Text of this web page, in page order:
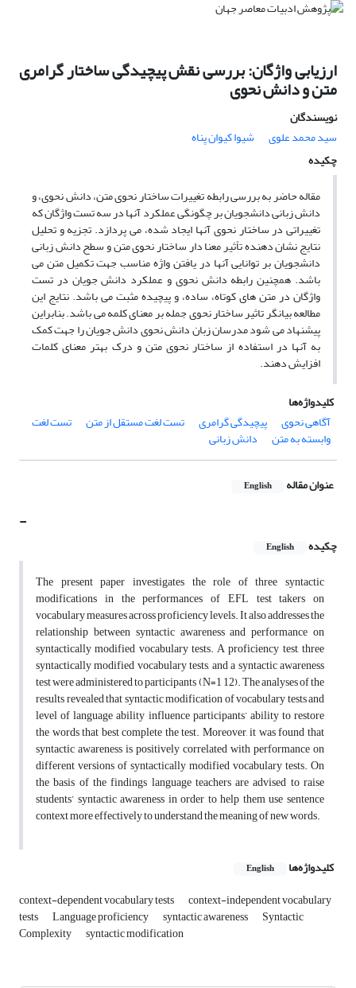
ارزیابی واژگان: بررسی نقش پیچیدگی ساختار گرامری
متن و دانش نحوی
نویسندگان
سید محمد علوی
شیوا کیوان پناه
چکیده
مقاله حاضر به بررسی رابطه تغییرات ساختار نحوی متن، دانش نحوی، و
دانش زبانی دانشجویان بر چگونگی عملکرد آنها در سه تست واژگان که
تغییراتی در ساختار نحوی آنها ایجاد شده، می پردازد. تجزیه و تحلیل
نتایج نشان دهنده تاًثیر معنا دار ساختار نحوی متن و سطح دانش زبانی
دانشجویان بر توانایی آنها در یافتن واژه مناسب جهت تکمیل متن می
باشد. همچنین رابطه دانش نحوی و عملکرد دانش جویان در تست
واژگان در متن های کوتاه، ساده، و پیچیده مثبت می باشد. نتایج این
مطالعه بیانگر تاثیر ساختار نحوی جمله بر معنای کلمه می باشد. بنابراین
پیشنهاد می شود مدرسان زبان دانش نحوی دانش جویان را جهت کمک
به آنها در استفاده از ساختار نحوی متن و درک بهتر معنای کلمات
افزایش دهند.
کلیدواژه‌ها
آگاهی نحوی
پیچیدگی گرامری تست لغت مستقل از متن تست لغت
وابسته به متن دانش زبانی
عنوان مقاله English
-
چکیده English
The present paper investigates the role of three syntactic
modifications in the performances of EFL test takers on
vocabulary measures across proficiency levels. It also addresses the
relationship between syntactic awareness and performance on
syntactically modified vocabulary tests. A proficiency test, three
syntactically modified vocabulary tests, and a syntactic awareness
test were administered to participants (N=1 12). The analyses of the
results revealed that syntactic modification of vocabulary tests and
level of language ability influence participants’ ability to restore
the words that best complete the test. Moreover, it was found that
syntactic awareness is positively correlated with performance on
different versions of syntactically modified vocabulary tests. On
the basis of the findings language teachers are advised to raise
students’ syntactic awareness in order to help them use sentence
context more effectively to understand the meaning of new words.
کلیدواژه‌ها English
context-dependent vocabulary tests context-independent vocabulary
tests Language proficiency syntactic awareness Syntactic
Complexity syntactic modification